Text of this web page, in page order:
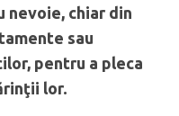
nevoie, chiar din
sau
pentru a pleca
lor.